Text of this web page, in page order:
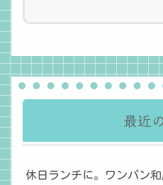
最近
休日ランチに。ワンパン